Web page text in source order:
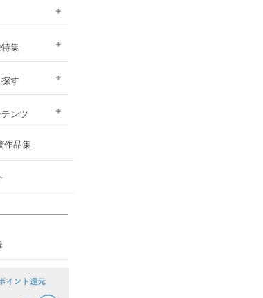
術
探す
探す
集
順
ンドしてみ
ンプ
す
き締める
す
テナンスす
スする
ンツ
覧
一覧
作品集